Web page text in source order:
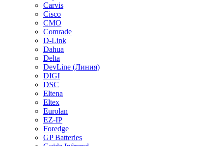
Carvis
Cisco
CMO
Comrade
D-Link
Dahua
Delta
DevLine (Линия)
DIGI
DSC
Eltena
Eltex
Eurolan
EZ-IP
Foredge
GP Batteries